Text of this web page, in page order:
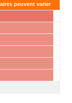
peuvent varier